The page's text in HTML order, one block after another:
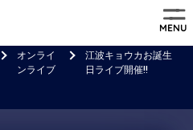
MENU
オンライ
ンライブ
江波キョウカお誕生
日ライブ開催!!